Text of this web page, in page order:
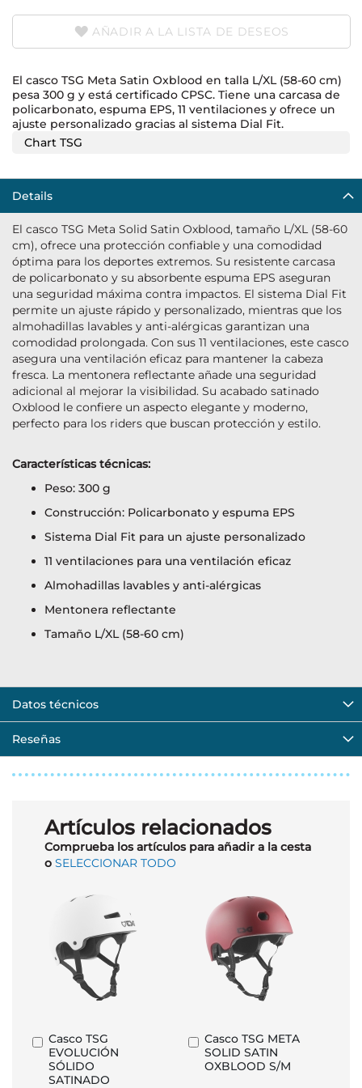
AÑADIR A LA LISTA DE DESEOS
El casco TSG Meta Satin Oxblood en talla L/XL (58-60 cm)
pesa 300 g y está certificado CPSC. Tiene una carcasa de
policarbonato, espuma EPS, 11 ventilaciones y ofrece un
ajuste personalizado gracias al sistema Dial Fit.
Chart TSG
Details
El casco TSG Meta Solid Satin Oxblood, tamaño L/XL (58-60
cm), ofrece una protección confiable y una comodidad
óptima para los deportes extremos. Su resistente carcasa
de policarbonato y su absorbente espuma EPS aseguran
una seguridad máxima contra impactos. El sistema Dial Fit
permite un ajuste rápido y personalizado, mientras que los
almohadillas lavables y anti-alérgicas garantizan una
comodidad prolongada. Con sus 11 ventilaciones, este casco
asegura una ventilación eficaz para mantener la cabeza
fresca. La mentonera reflectante añade una seguridad
adicional al mejorar la visibilidad. Su acabado satinado
Oxblood le confiere un aspecto elegante y moderno,
perfecto para los riders que buscan protección y estilo.
Características técnicas:
Peso: 300 g
Construcción: Policarbonato y espuma EPS
Sistema Dial Fit para un ajuste personalizado
11 ventilaciones para una ventilación eficaz
Almohadillas lavables y anti-alérgicas
Mentonera reflectante
Tamaño L/XL (58-60 cm)
Datos técnicos
Reseñas
Artículos relacionados
Comprueba los artículos para añadir a la cesta
o SELECCIONAR TODO
Casco TSG
EVOLUCIÓN
SÓLIDO
SATINADO
Añadir
al
carrito
Casco TSG META
SOLID SATIN
OXBLOOD S/M
Añadir
al
carrito